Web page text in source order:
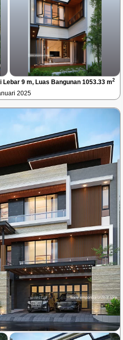
9 m, Luas Bangunan 1053.33 m2
2025